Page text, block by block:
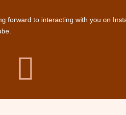
forward to interacting with you on
